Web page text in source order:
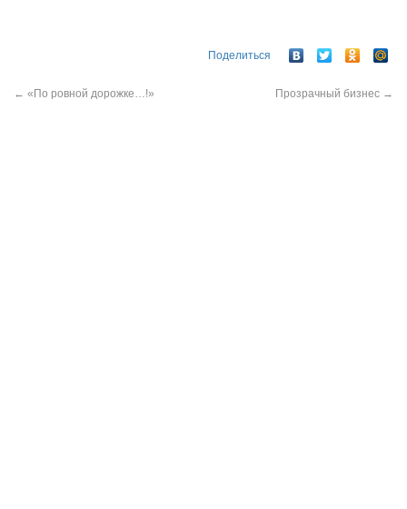
Поделиться
← «По ровной дорожке…!» Прозрачный бизнес →